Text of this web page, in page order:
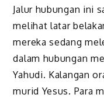
Jalur hubungan ini
melihat latar
mereka sedang
dalam hubungan
Yahudi. Kalangan
murid Yesus. Para